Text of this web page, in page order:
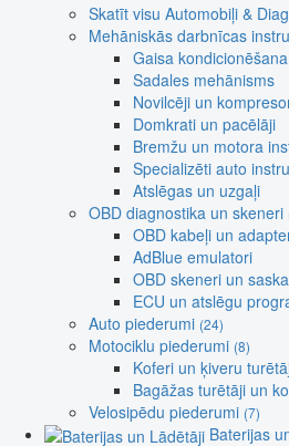
Skatīt visu Automobiļi &
Mehāniskās darbnīcas
Gaisa
Sadales mehānisms
Novilcēji un
Domkrati un pacēlāji
Bremžu un motora
Specializēti auto
Atslēgas un uzgaļi
OBD diagnostika un skeneri
OBD kabeļi un
AdBlue emulatori
OBD skeneri un
ECU un atslēgu
Auto piederumi (24)
Motociklu piederumi (8)
Koferi un ķiveru
Bagāžas turētāji un
Velosipēdu piederumi (7)
Baterijas